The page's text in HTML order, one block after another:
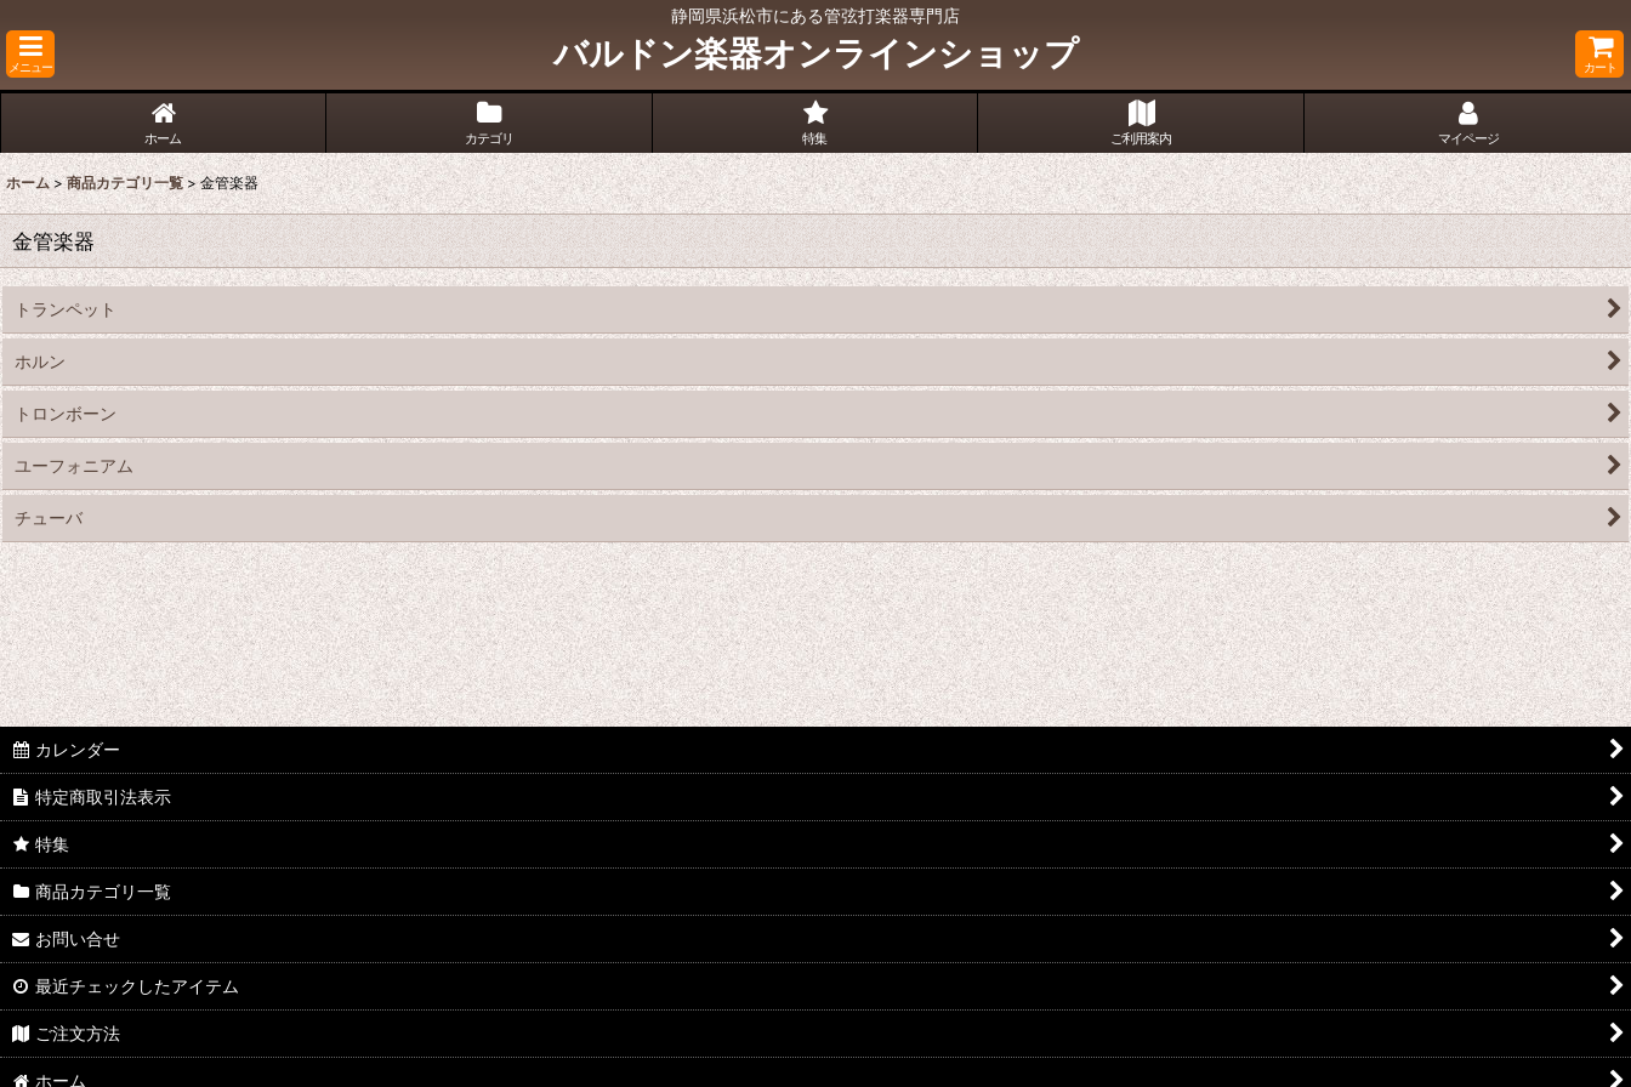
静岡県浜松市にある管弦打楽器専門店
メニュー バルドン楽器オンラインショップ カート
ホーム カテゴリ 特集 ご利用案内 マイページ
ホーム > 商品カテゴリ一覧 > 金管楽器
金管楽器
トランペット
ホルン
トロンボーン
ユーフォニアム
チューバ
カレンダー
特定商取引法表示
特集
商品カテゴリ一覧
お問い合せ
最近チェックしたアイテム
ご注文方法
ホーム